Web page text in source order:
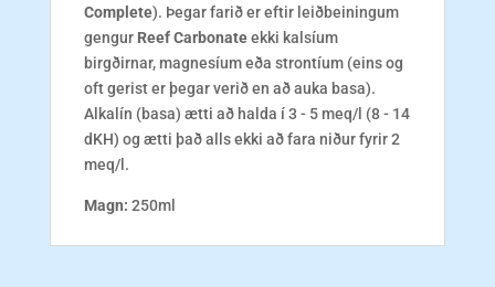
Complete). Þegar farið er eftir leiðbeiningum
gengur Reef Carbonateekki kalsíum
birgðirnar, magnesíum eða strontíum (eins og
oft gerist er þegar verið en að auka basa).
Alkalín (basa) ætti að halda í 3 - 5 meq/l (8 - 14
dKH) og ætti það alls ekki að fara niður fyrir 2
meq/l.
Magn: 250ml